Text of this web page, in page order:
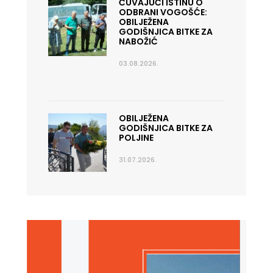
ČUVAJUĆI ISTINU O
ODBRANI VOGOŠĆE:
OBILJEŽENA
GODIŠNJICA BITKE ZA
NABOŽIĆ
03.08.2026.
OBILJEŽENA
GODIŠNJICA BITKE ZA
POLJINE
31.07.2026.